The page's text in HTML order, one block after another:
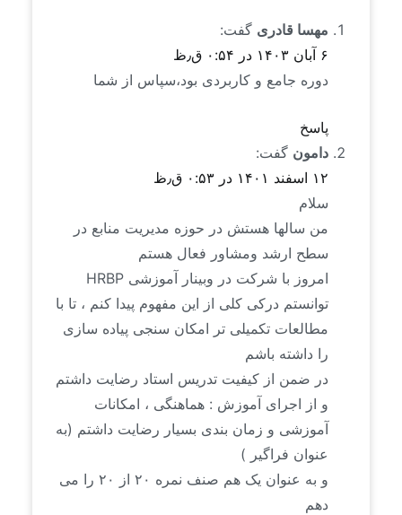
مهسا قادری گفت:
۶ آبان ۱۴۰۳ در ۰:۵۴ ق٫ظ
دوره جامع و کاربردی بود،سپاس از شما
پاسخ
دامون گفت:
۱۲ اسفند ۱۴۰۱ در ۰:۵۳ ق٫ظ
سلام
من سالها هستش در حوزه مدیریت منابع در
سطح ارشد و‌مشاور فعال هستم
امروز با شرکت در وبینار آموزشی HRBP
توانستم درکی کلی از این مفهوم پیدا کنم ، تا با
مطالعات تکمیلی تر امکان سنجی پیاده سازی
را داشته باشم
در ضمن از کیفیت تدریس استاد رضایت داشتم
و از اجرای آموزش : هماهنگی ، امکانات
آموزشی و زمان بندی بسیار رضایت داشتم (به
عنوان فراگیر )
و به عنوان یک هم صنف نمره ۲۰ از ۲۰ را می
دهم